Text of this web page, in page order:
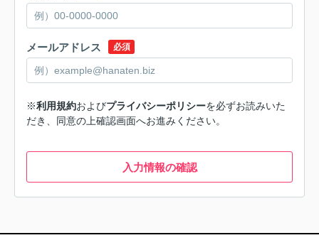
メールアドレス 必須
※利用規約およびプライバシーポリシーを必ずお読みいた
だき、同意の上確認画面へお進みください。
入力情報の確認